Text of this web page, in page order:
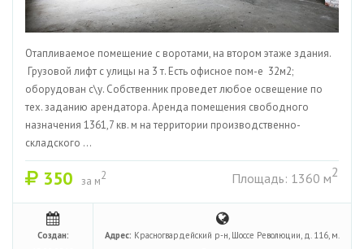
Отапливаемое помещение с воротами, на втором этаже здания.
Грузовой лифт с улицы на 3 т. Есть офисное пом-е 32м2;
оборудован с\у. Собственник проведет любое освещение по
тех. заданию арендатора. Аренда помещения свободного
назначения 1361,7 кв. м на территории производственно-
складского ...
350 за м2 Площадь: 1360 м2
Создан:
Адрес: Красногвардейский р-н, Шоссе Революции, д. 116, м.